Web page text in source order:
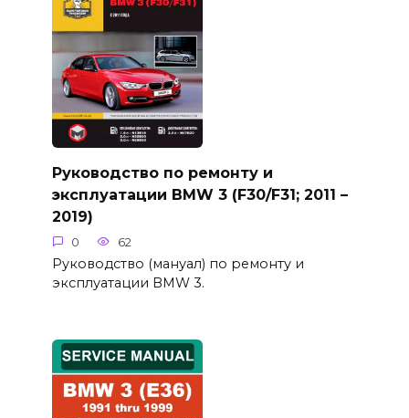
Руководство по ремонту и
эксплуатации BMW 3 (F30/F31; 2011 –
2019)
0 62
Руководство (мануал) по ремонту и
эксплуатации BMW 3.